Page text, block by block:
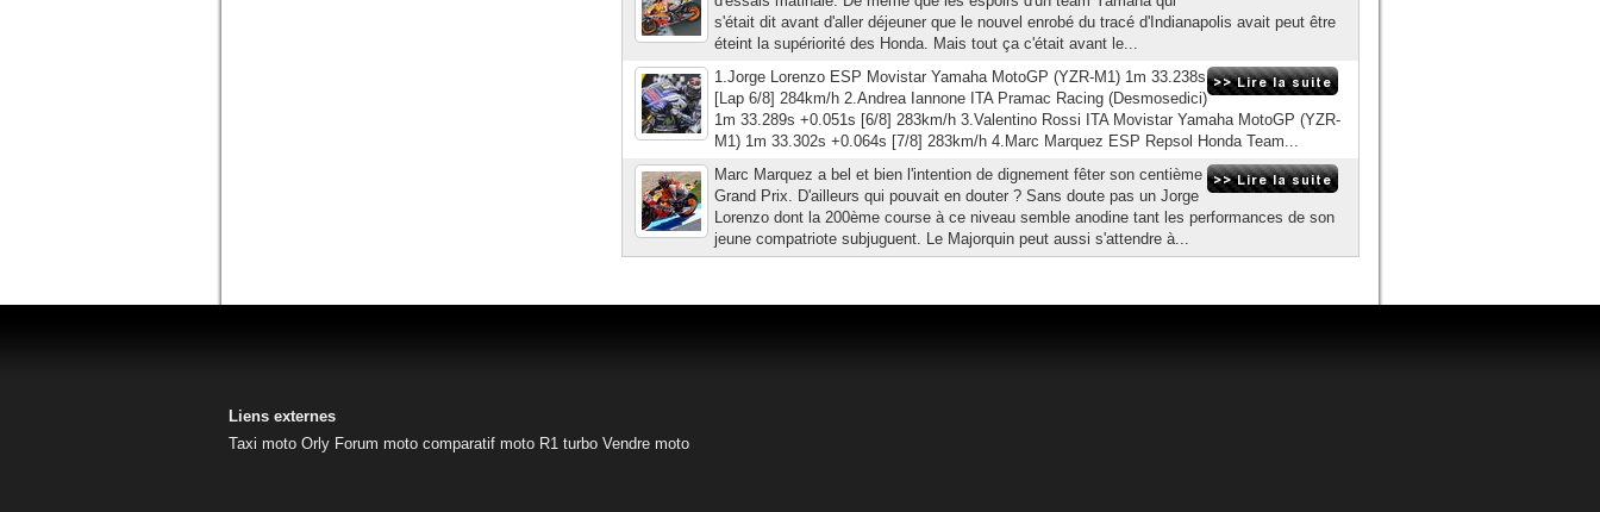
s'était dit avant d'aller déjeuner que le nouvel enrobé du tracé d'Indianapolis avait peut être
éteint la supériorité des Honda. Mais tout ça c'était avant le...
1.Jorge Lorenzo ESP Movistar Yamaha MotoGP (YZR-M1) 1m 33.238s
[Lap 6/8] 284km/h 2.Andrea Iannone ITA Pramac Racing (Desmosedici)
1m 33.289s +0.051s [6/8] 283km/h 3.Valentino Rossi ITA Movistar Yamaha MotoGP (YZR-
M1) 1m 33.302s +0.064s [7/8] 283km/h 4.Marc Marquez ESP Repsol Honda Team...
Marc Marquez a bel et bien l'intention de dignement fêter son centième
Grand Prix. D'ailleurs qui pouvait en douter ? Sans doute pas un Jorge
Lorenzo dont la 200ème course à ce niveau semble anodine tant les performances de son
jeune compatriote subjuguent. Le Majorquin peut aussi s'attendre à...
Liens externes
Taxi moto Orly Forum moto comparatif moto R1 turbo Vendre moto